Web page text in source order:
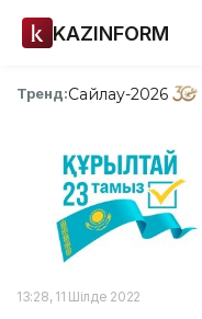
KAZINFORM
Тренд:Сайлау-2026
13:28, 11 Шілде 2022